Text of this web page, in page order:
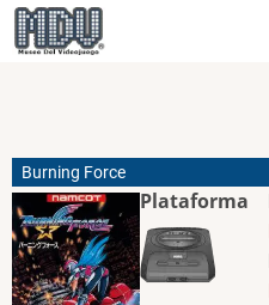
Pasar
al
Burning Force
Plataforma